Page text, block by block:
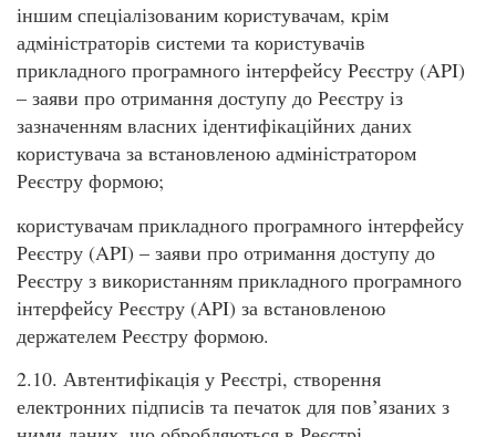
іншим спеціалізованим користувачам, крім
адміністраторів системи та користувачів
прикладного програмного інтерфейсу Реєстру (API)
– заяви про отримання доступу до Реєстру із
зазначенням власних ідентифікаційних даних
користувача за встановленою адміністратором
Реєстру формою;
користувачам прикладного програмного інтерфейсу
Реєстру (API) – заяви про отримання доступу до
Реєстру з використанням прикладного програмного
інтерфейсу Реєстру (API) за встановленою
держателем Реєстру формою.
2.10. Автентифікація у Реєстрі, створення
електронних підписів та печаток для пов’язаних з